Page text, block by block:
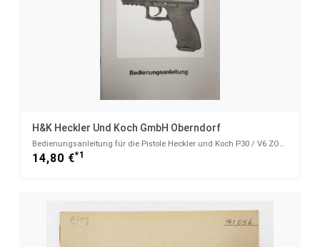
H&K Heckler Und Koch GmbH Oberndorf
14,80 €*1